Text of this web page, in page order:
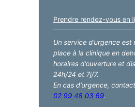
Prendre rendez-vous en
Un service d’urgence est
place à la clinique en
horaires d’ouverture et
24h/24 et 7j/7.
En cas d’urgence,
02 99 48 03 69.